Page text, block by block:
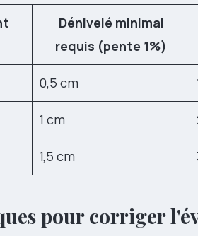
Dénivelé minimal
requis (pente 1%)
0,5 cm
1 cm
1,5 cm
pour corriger